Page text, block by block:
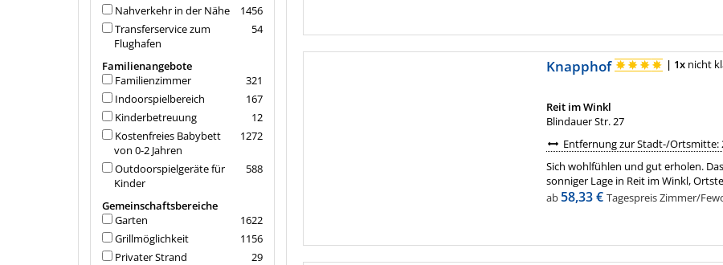
Knapphof | 1x nicht
Reit im Winkl
Blindauer Str. 27
Entfernung zur Stadt-/Ortsmitte:
Sich wohlfühlen und gut erholen.
sonniger Lage in Reit im Winkl,
ab58,33 € Tagespreis Zimmer/
1456
Nahverkehr in der Nähe
54
Transferservice zum
Flughafen
Familienangebote
321
Familienzimmer
167
Indoorspielbereich
12
Kinderbetreuung
1272
Kostenfreies Babybett
von 0-2 Jahren
588
Outdoorspielgeräte für
Kinder
Gemeinschaftsbereiche
1622
Garten
1156
Grillmöglichkeit
29
Privater Strand